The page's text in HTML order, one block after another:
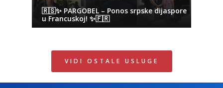
🇷🇸✨ PARGOBEL – Ponos srpske dijaspore
u Francuskoj! ✨🇫🇷
VIDI OSTALE USLUGE